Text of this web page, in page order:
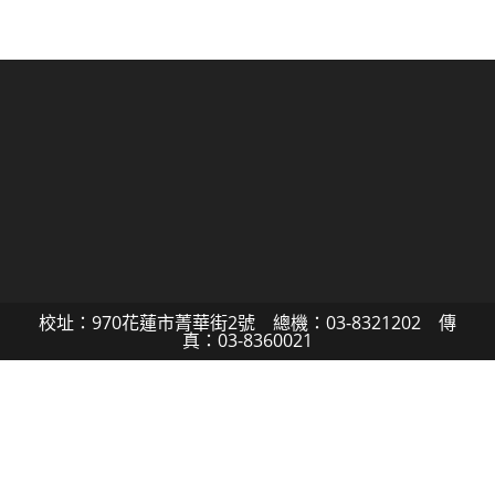
校址：970花蓮市菁華街2號 總機：03-8321202 傳
真：03-8360021